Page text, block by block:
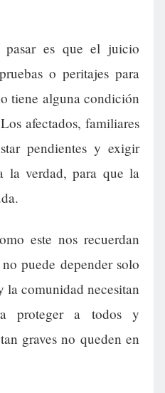
es que el juicio
o peritajes para
tiene alguna condición
afectados, familiares
pendientes y exigir
la verdad, para que la
este nos recuerdan
puede depender solo
comunidad necesitan
proteger a todos y
graves no queden en